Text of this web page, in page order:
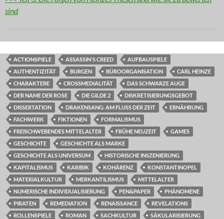
sind
ACTIONSPIELE ASSASSIN'S CREED
AUFBAUSPIELE
AUTHENTIZITÄT
BURGEN BÜROORGANISATION
CARL HEINZE
CHARAKTERE
CROSSMEDIALITÄT
DAS SCHWARZE AUGE
DER NAME DER ROSE
DIE GILDE 2
DISKRETISIERUNGSGEBOT
DISSERTATION
DRAKENSANG: AM FLUSS DER ZEIT
ERNÄHRUNG
FACHWERK
FIKTIONEN
FORMALISMUS
FREISCHWEBENDES MITTELALTER
FRÜHE NEUZEIT
GAMES
GESCHICHTE
GESCHICHTE ALS MARKE
GESCHICHTE ALS UNIVERSUM
HISTORISCHE INSZENIERUNG
KAPITALISMUS
KARIBIK KOHÄRENZ
KONSTANTINOPEL
MATERIALKULTUR
MERKANTILISMUS
MITTELALTER
NUMERISCHE INDIVIDUALISIERUNG
PEN&PAPER
PHÄNOMENE
PIRATEN
REMEDIATION RENAISSANCE
REVELATIONS
ROLLENSPIELE
ROMAN SACHKULTUR
SÄKULARISIERUNG